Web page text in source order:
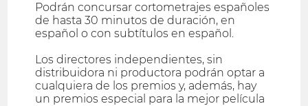
Podrán concursar cortometrajes españoles
de hasta 30 minutos de duración, en
español o con subtítulos en español.
Los directores independientes, sin
distribuidora ni productora podrán optar a
cualquiera de los premios y, además, hay
un premios especial para la mejor película